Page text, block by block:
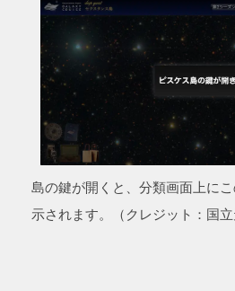
島の鍵が開くと、分類画面上に
示されます。（クレジット：国立